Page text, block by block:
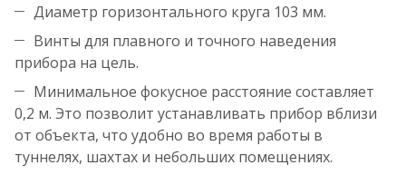
Диаметр горизонтального круга 103 мм.
Винты для плавного и точного наведения
прибора на цель.
Минимальное фокусное расстояние составляет
0,2 м. Это позволит устанавливать прибор вблизи
от объекта, что удобно во время работы в
туннелях, шахтах и небольших помещениях.